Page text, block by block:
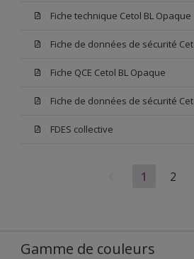
Fiche technique Cetol BL Opaque
Fiche QCE Cetol BL Opaque
FDES collective
1 2
Gamme de couleurs